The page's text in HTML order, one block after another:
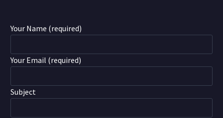
Your Name (required)
Your Email (required)
Subject